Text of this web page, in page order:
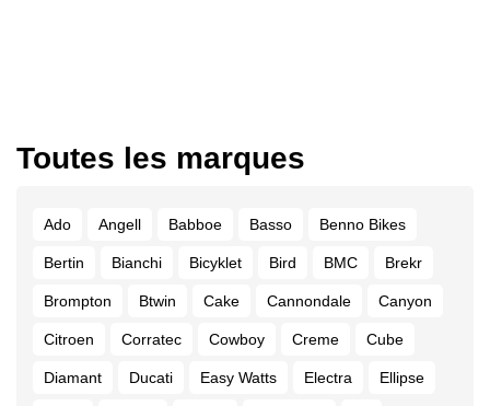
Toutes les marques
Ado Angell Babboe Basso Benno Bikes
Bertin Bianchi Bicyklet Bird BMC Brekr
Brompton Btwin Cake Cannondale Canyon
Citroen Corratec Cowboy Creme Cube
Diamant Ducati Easy Watts Electra Ellipse